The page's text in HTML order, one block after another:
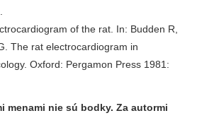
of the rat. In: Budden R,
The rat electrocardiogram in
Oxford: Pergamon Press 1981:
menami nie sú bodky. Za autormi